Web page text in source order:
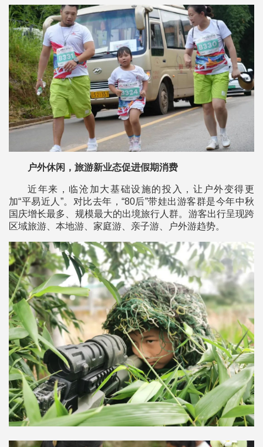
户外休闲，旅游新业态促进假期消费
近年来，临沧加大基础设施的投入，让户外变得更
加“平易近人”。对比去年，“80后”带娃出游客群是今年中秋
国庆增长最多、规模最大的出境旅行人群。游客出行呈现跨
区域旅游、本地游、家庭游、亲子游、户外游趋势。